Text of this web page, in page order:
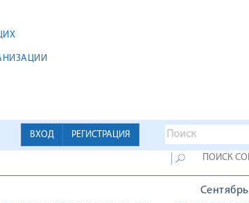
ВХОД РЕГИСТРАЦИЯ
Сентябрь